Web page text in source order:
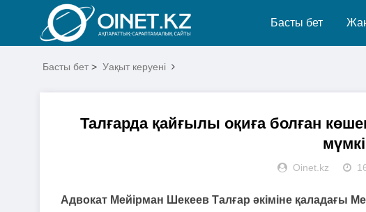
Басты бет
Басты бет > Уақыт керуені
Талғарда қайғылы оқиға болған
Oinet.kz
Адвокат Мейірман Шекеев Талғар әкіміне қаладағы